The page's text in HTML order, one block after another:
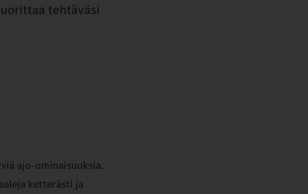
tehtäväsi
ajo-ominaisuuksia.
ketterästi ja